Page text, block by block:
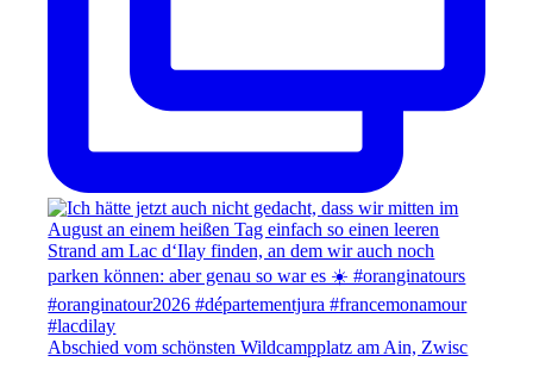
Abschied vom schönsten Wildcampplatz am Ain, Zwisc